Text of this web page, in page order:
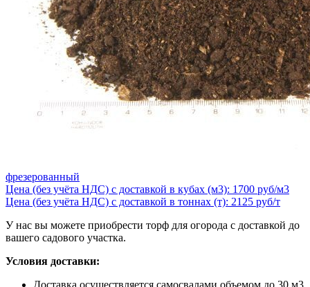
фрезерованный
Цена (без учёта НДС) с доставкой в кубах (м3): 1700 руб/м3
Цена (без учёта НДС) с доставкой в тоннах (т): 2125 руб/т
У нас вы можете приобрести торф для огорода с доставкой до
вашего садового участка.
Условия доставки:
Доставка осуществляется самосвалами объемом до 30 м3